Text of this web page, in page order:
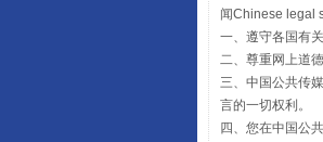
闻Chinese legal
一、遵守各国有
二、尊重网上道
三、中国公共传
言的一切权利。
四、您在中国公